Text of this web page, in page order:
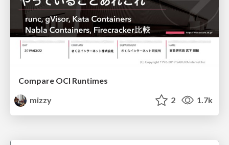
Compare OCI Runtimes
mizzy
2 1.7k